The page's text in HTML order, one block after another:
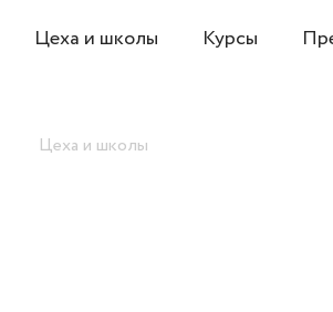
Цеха и школы Курсы
Цеха и школы